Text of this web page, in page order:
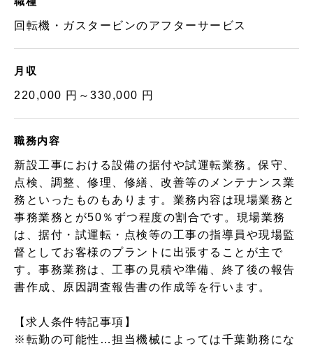
回転機・ガスタービンのアフターサービス
月収
220,000 円～330,000 円
職務内容
新設工事における設備の据付や試運転業務。保守、
点検、調整、修理、修繕、改善等のメンテナンス業
務といったものもあります。業務内容は現場業務と
事務業務とが50％ずつ程度の割合です。現場業務
は、据付・試運転・点検等の工事の指導員や現場監
督としてお客様のプラントに出張することが主で
す。事務業務は、工事の見積や準備、終了後の報告
書作成、原因調査報告書の作成等を行います。
【求人条件特記事項】
※転勤の可能性…担当機械によっては千葉勤務にな